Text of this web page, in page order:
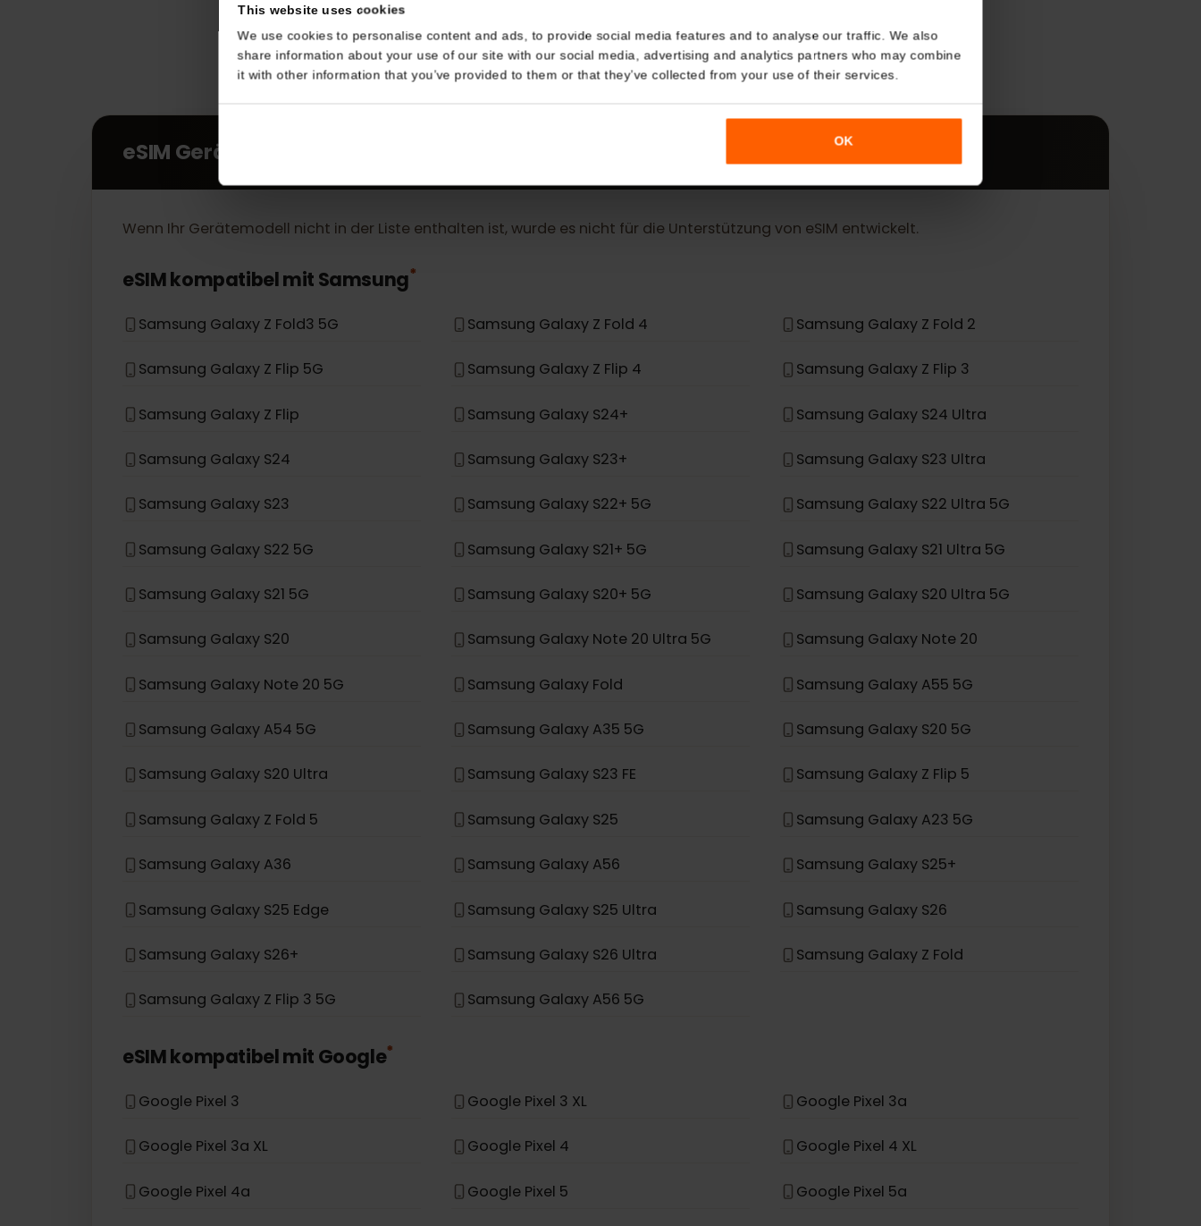
Consent Details About
We use cookies to personalise content and ads, to provide social media features and to analyse our traffic. We also
share information about your use of our site with our social media, advertising and analytics partners who may combine
it with other information that you’ve provided to them or that they’ve collected from your use of their services.
MEHR
eSIM Geräte
Unsere eSIM-Karten funktionieren auch mit den folgenden
Geräten.
eSIM Geräte
Samsung Galaxy Z Flip 5G Samsung Galaxy Z Flip 4 Samsung Galaxy Z Flip 3
Samsung Galaxy Z Flip Samsung Galaxy S24+ Samsung Galaxy S24 Ultra
Samsung Galaxy S24 Samsung Galaxy S23+ Samsung Galaxy S23 Ultra
Samsung Galaxy S23 Samsung Galaxy S22+ 5G Samsung Galaxy S22 Ultra 5G
Samsung Galaxy S22 5G Samsung Galaxy S21+ 5G Samsung Galaxy S21 Ultra 5G
Samsung Galaxy S21 5G Samsung Galaxy S20+ 5G Samsung Galaxy S20 Ultra 5G
Samsung Galaxy S20 Samsung Galaxy Note 20 Ultra 5G Samsung Galaxy Note 20
Samsung Galaxy Note 20 5G Samsung Galaxy Fold Samsung Galaxy A55 5G
Samsung Galaxy A54 5G Samsung Galaxy A35 5G Samsung Galaxy S20 5G
Samsung Galaxy S20 Ultra Samsung Galaxy S23 FE Samsung Galaxy Z Flip 5
Samsung Galaxy Z Fold 5 Samsung Galaxy S25 Samsung Galaxy A23 5G
Samsung Galaxy A36 Samsung Galaxy A56
Samsung Galaxy S25 Edge
Samsung Galaxy S26+ Samsung Galaxy S26 Ultra Samsung Galaxy Z Fold
Samsung Galaxy Z Flip 3 5G Samsung Galaxy A56 5G